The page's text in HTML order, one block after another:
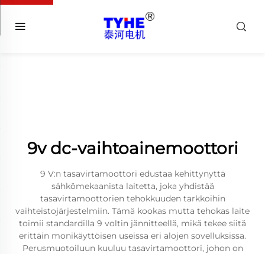
9v dc-vaihtoainemoottori
9 V:n tasavirtamoottori edustaa kehittynyttä
sähkömekaanista laitetta, joka yhdistää
tasavirtamoottorien tehokkuuden tarkkoihin
vaihteistojärjestelmiin. Tämä kookas mutta tehokas laite
toimii standardilla 9 voltin jännitteellä, mikä tekee siitä
erittäin monikäyttöisen useissa eri alojen sovelluksissa.
Perusmuotoiluun kuuluu tasavirtamoottori, johon on